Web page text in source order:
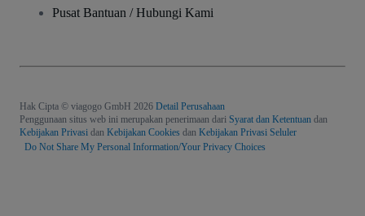
Pusat Bantuan / Hubungi Kami
Hak Cipta © viagogo GmbH 2026 Detail Perusahaan
Penggunaan situs web ini merupakan penerimaan dari Syarat dan Ketentuan dan
Kebijakan Privasi dan Kebijakan Cookies dan Kebijakan Privasi Seluler
Do Not Share My Personal Information/Your Privacy Choices